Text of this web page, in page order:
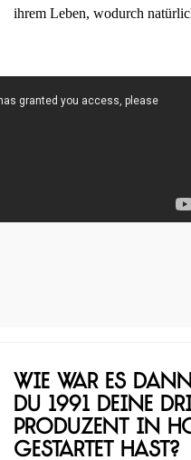
ihrem Leben, wodurch
Wie war es
du 1991 deine
Produzent in
gestartet hast?